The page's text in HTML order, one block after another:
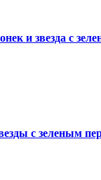
и звезда с
с зеленым